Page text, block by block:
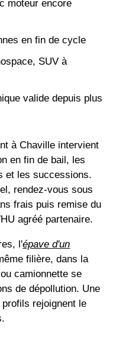
moteur encore
en fin de cycle
SUV à
valide depuis plus
à Chaville intervient
en fin de bail, les
et les successions.
rendez-vous sous
frais puis remise du
agréé partenaire.
l'épave d'un
filière, dans la
camionnette se
de dépollution. Une
rejoignent le